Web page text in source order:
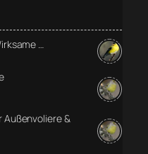
…
&